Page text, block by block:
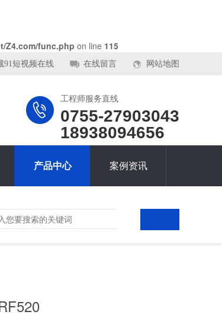
Z4.com/func.php on line 115
91短视频在线 在线留言 网站地图
工程师服务直线
0755-27903043
18938094656
产品中心 案例资讯